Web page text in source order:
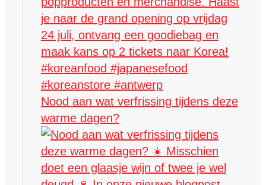
Nood aan wat verfrissing tijdens deze
warme dagen?